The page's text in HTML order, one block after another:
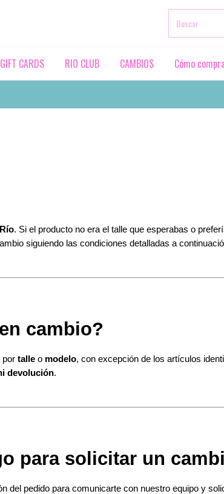
GIFT CARDS RIO CLUB CAMBIOS Cómo
. Si el producto no era el talle que esperabas o
siguiendo las condiciones detalladas a
cambio?
por talle o modelo, con excepción de los artículos
devolución.
para solicitar un
del pedido para comunicarte con nuestro equipo y